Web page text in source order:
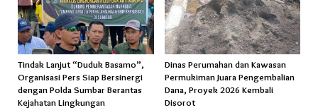
Tindak Lanjut “Duduk Basamo”,
Organisasi Pers Siap Bersinergi
dengan Polda Sumbar Berantas
Kejahatan Lingkungan
Dinas Perumahan dan Kawasan
Permukiman Juara Pengembalian
Dana, Proyek 2026 Kembali
Disorot